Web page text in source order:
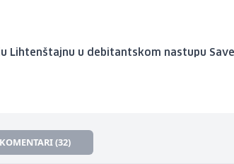
Lihtenštajnu u debitantskom nastupu
KOMENTARI (32)